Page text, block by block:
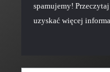
spamujemy! Przeczytaj
uzyskać więcej